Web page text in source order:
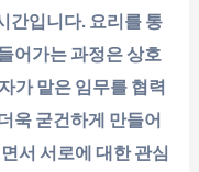
간입니다. 요리를 통
어가는 과정은 상호
가 맡은 임무를 협력
욱 굳건하게 만들어
서 서로에 대한 관심